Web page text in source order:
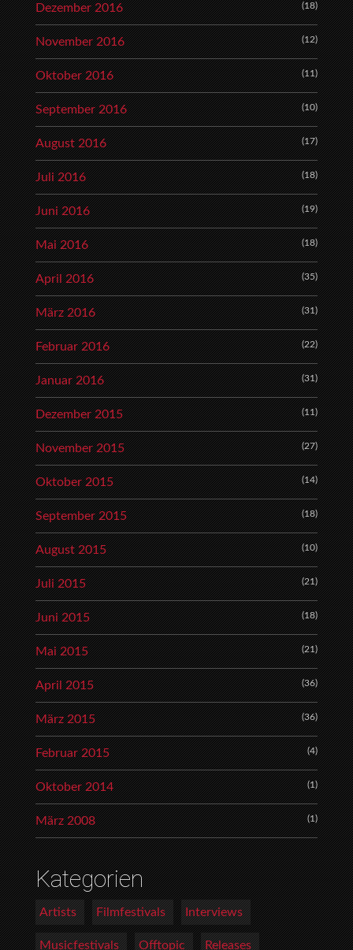
Dezember 2016 (18)
November 2016 (12)
Oktober 2016 (11)
September 2016 (10)
August 2016 (17)
Juli 2016 (18)
Juni 2016 (19)
Mai 2016 (18)
April 2016 (35)
März 2016 (31)
Februar 2016 (22)
Januar 2016 (31)
Dezember 2015 (11)
November 2015 (27)
Oktober 2015 (14)
September 2015 (18)
August 2015 (10)
Juli 2015 (21)
Juni 2015 (18)
Mai 2015 (21)
April 2015 (36)
März 2015 (36)
Februar 2015 (4)
Oktober 2014 (1)
März 2008 (1)
Kategorien
Artists Filmfestivals Interviews
Musicfestivals Offtopic Releases